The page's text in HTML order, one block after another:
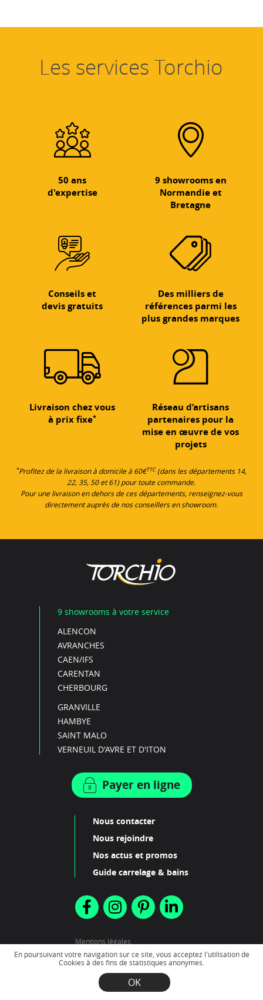
Les services Torchio
50 ans
d'expertise
9 showrooms en
Normandie et
Bretagne
Conseils et
devis gratuits
Des milliers de
références parmi les
plus grandes marques
Livraison chez vous
à prix fixe*
Réseau d’artisans
partenaires pour la
mise en œuvre de vos
projets
*Profitez de la livraison à domicile à 60€TTC(dans les départements 14,
22, 35, 50 et 61) pour toute commande.
Pour une livraison en dehors de ces départements, renseignez-vous
directement auprès de nos conseillers en showroom.
9 showrooms à votre service
ALENCON
AVRANCHES
CAEN/IFS
CARENTAN
CHERBOURG
GRANVILLE
HAMBYE
SAINT MALO
VERNEUIL D'AVRE ET D'ITON
Payer en ligne
Nous contacter
Nous rejoindre
Nos actus et promos
Guide carrelage & bains
Mentions légales
Plan du site
2022 - Création
En poursuivant votre navigation sur ce site, vous acceptez l'utilisation de
Cookies à des fins de statistiques anonymes.
OK